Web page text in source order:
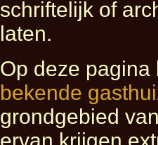
schriftelijk of
laten.
Op deze
bekende
grondgebied